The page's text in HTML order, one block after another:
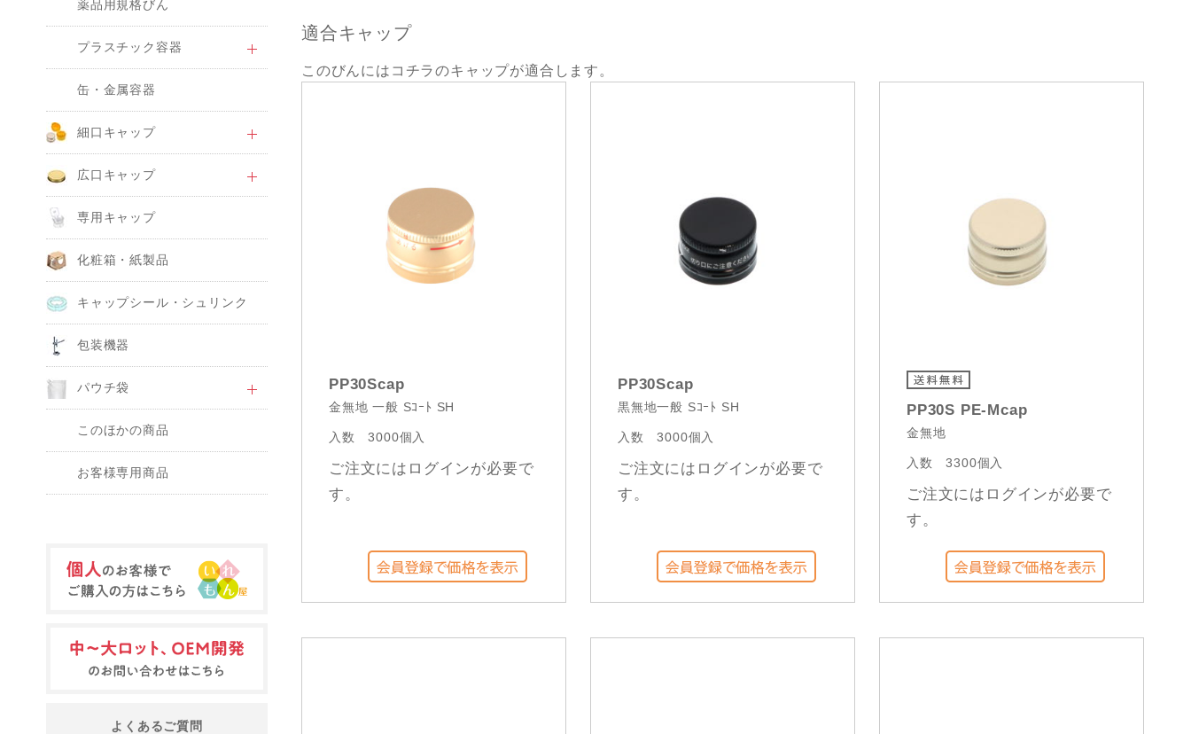
適合キャップ
このびんにはコチラのキャップが適合します。
PP30Scap
金無地 一般 Sｺｰﾄ SH
入数3000個入
ご注文にはログインが必要で
す。
PP30Scap
黒無地一般 Sｺｰﾄ SH
入数3000個入
ご注文にはログインが必要で
す。
PP30S PE-Mcap
金無地
入数3300個入
ご注文にはログインが必要で
す。
薬品用規格びん
プラスチック容器
缶・金属容器
細口キャップ
広口キャップ
専用キャップ
化粧箱・紙製品
キャップシール・シュリンク
包装機器
パウチ袋
このほかの商品
お客様専用商品
よくあるご質問